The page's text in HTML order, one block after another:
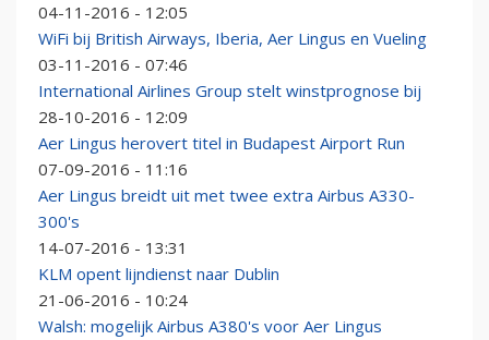
04-11-2016 - 12:05
WiFi bij British Airways, Iberia, Aer Lingus en Vueling
03-11-2016 - 07:46
International Airlines Group stelt winstprognose bij
28-10-2016 - 12:09
Aer Lingus herovert titel in Budapest Airport Run
07-09-2016 - 11:16
Aer Lingus breidt uit met twee extra Airbus A330-
300's
14-07-2016 - 13:31
KLM opent lijndienst naar Dublin
21-06-2016 - 10:24
Walsh: mogelijk Airbus A380's voor Aer Lingus